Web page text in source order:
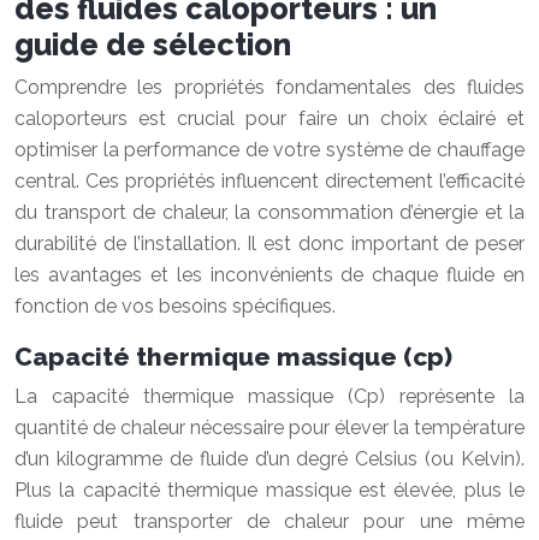
des fluides caloporteurs : un
guide de sélection
Comprendre les propriétés fondamentales des fluides
caloporteurs est crucial pour faire un choix éclairé et
optimiser la performance de votre système de chauffage
central. Ces propriétés influencent directement l’efficacité
du transport de chaleur, la consommation d’énergie et la
durabilité de l’installation. Il est donc important de peser
les avantages et les inconvénients de chaque fluide en
fonction de vos besoins spécifiques.
Capacité thermique massique (cp)
La capacité thermique massique (Cp) représente la
quantité de chaleur nécessaire pour élever la température
d’un kilogramme de fluide d’un degré Celsius (ou Kelvin).
Plus la capacité thermique massique est élevée, plus le
fluide peut transporter de chaleur pour une même